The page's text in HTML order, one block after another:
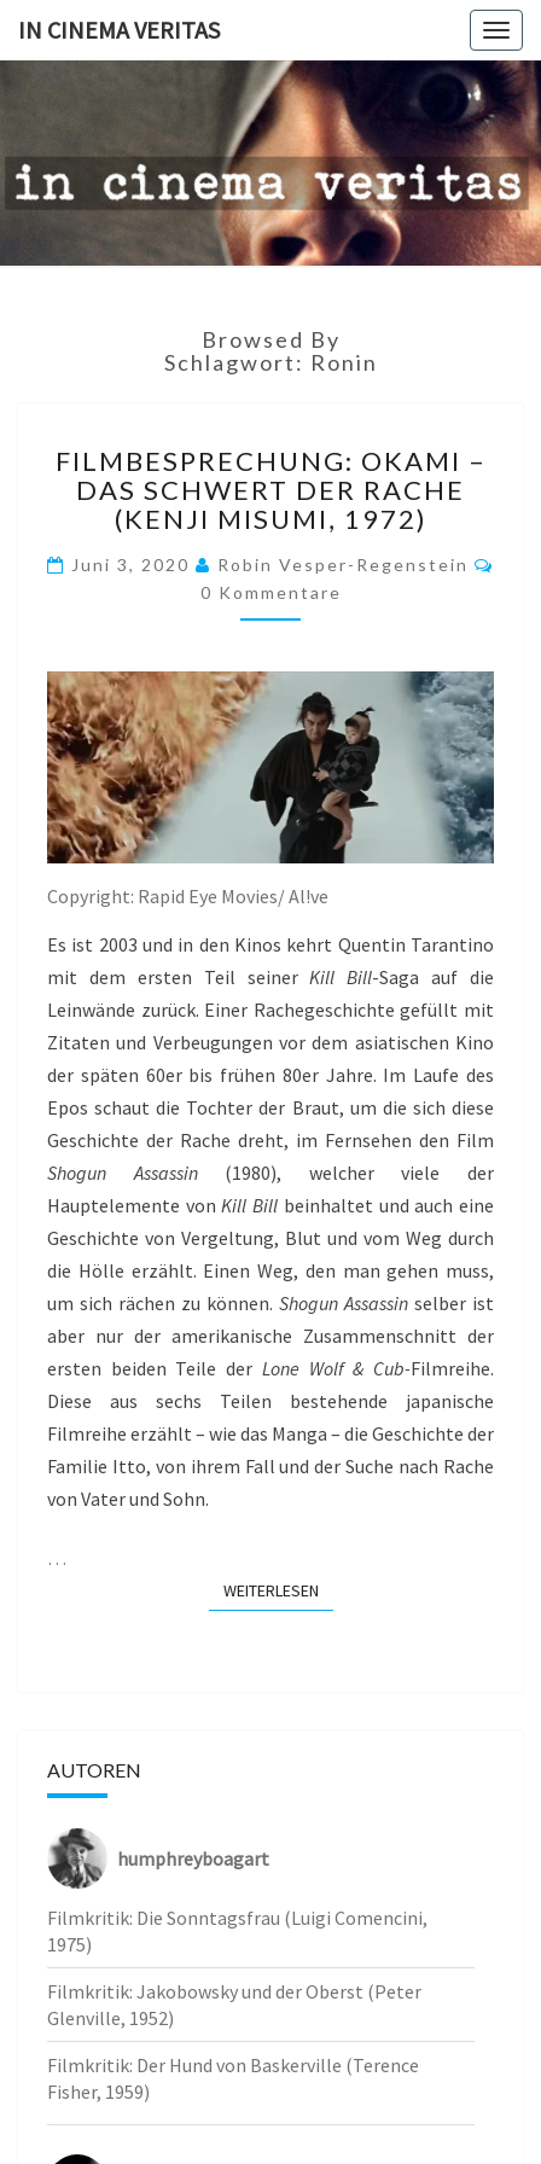
IN CINEMA VERITAS
IN
CINEMA
VERITAS
Browsed By
Schlagwort: Ronin
OKAMI
–
DAS
DER
RACHE
(KENJI
1972)
FILMBESPRECHUNG: OKAMI –
DAS SCHWERT DER RACHE
(KENJI MISUMI, 1972)
Juni 3, 2020 Robin Vesper-Regenstein
0 Kommentare
Copyright: Rapid Eye Movies/ Al!ve
Es ist 2003 und in den Kinos kehrt Quentin Tarantino
mit dem ersten Teil seinerKill Bill-Saga auf die
Leinwände zurück. Einer Rachegeschichte gefüllt mit
Zitaten und Verbeugungen vor dem asiatischen Kino
der späten 60er bis frühen 80er Jahre. Im Laufe des
Epos schaut die Tochter der Braut, um die sich diese
Geschichte der Rache dreht, im Fernsehen den Film
Shogun Assassin(1980), welcher viele der
Hauptelemente vonKill Bill beinhaltet und auch eine
Geschichte von Vergeltung, Blut und vom Weg durch
die Hölle erzählt. Einen Weg, den man gehen muss,
um sich rächen zu können. Shogun Assassin selber ist
aber nur der amerikanische Zusammenschnitt der
ersten beiden Teile der Lone Wolf & Cub-Filmreihe.
Diese aus sechs Teilen bestehende japanische
Filmreihe erzählt – wie das Manga – die Geschichte der
Familie Itto, von ihrem Fall und der Suche nach Rache
von Vater und Sohn.
…
WEITERLESENWEITERLESEN
AUTOREN
humphreyboagart
Filmkritik: Die Sonntagsfrau (Luigi Comencini,
1975)
Filmkritik: Jakobowsky und der Oberst (Peter
Glenville, 1952)
Filmkritik: Der Hund von Baskerville (Terence
Fisher, 1959)